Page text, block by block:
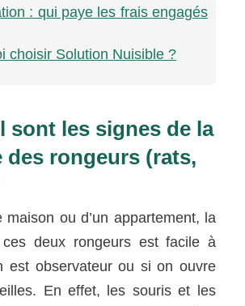
: qui paye les frais engagés
choisir Solution Nuisible ?
sont les signes de la
des rongeurs (rats,
maison ou d’un appartement, la
deux rongeurs est facile à
est observateur ou si on ouvre
En effet, les souris et les